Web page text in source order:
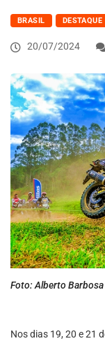
BRASIL DESTAQUE
20/07/2024
Foto: Alberto Barbosa
Nos dias 19, 20 e 21